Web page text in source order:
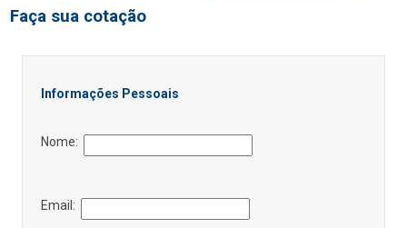
Faça sua cotação
Informações Pessoais
Nome:
Email: